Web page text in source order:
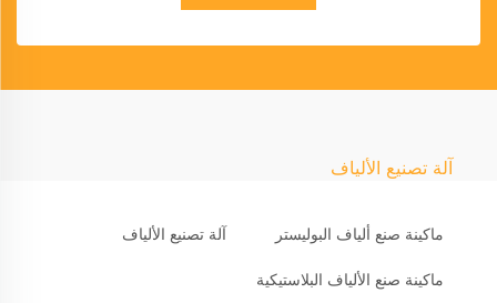
آلة تصنيع الألياف
ماكينة صنع ألياف البوليستر آلة تصنيع الألياف
ماكينة صنع الألياف البلاستيكية